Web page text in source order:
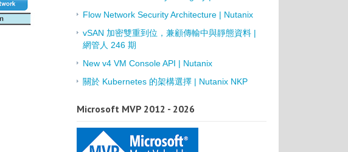
Flow Network Security Architecture | Nutanix
vSAN 加密雙重到位，兼顧傳輸中與靜態資料 |
網管人 246 期
New v4 VM Console API | Nutanix
關於 Kubernetes 的架構選擇 | Nutanix NKP
Microsoft MVP 2012 - 2026